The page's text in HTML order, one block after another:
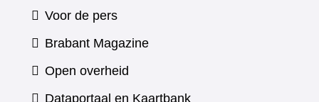
Voor de pers
Brabant Magazine(verwijst
Open overheid
Dataportaal en Kaartbank(verwijst